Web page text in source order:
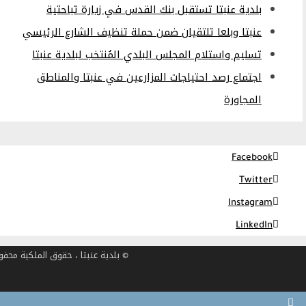
بلدية عنبتا تستقبل بنك القدس في زيارة تباحثية
عنبتا وبلعا تلتقيان ضمن حملة تنظيف الشارع الرئيسي
تسليم واستلام المجلس البلدي المُنتخب لبلدية عنبتا
اجتماع رصد احتياجات المزارعين في عنبتا والمناطق
المجاورة
Facebook
Twitter
Instagram
LinkedIn
© بلدية عنبتا ، حقوق الملكية محفوظة